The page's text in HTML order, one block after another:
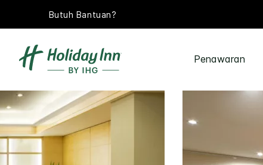
Butuh Bantuan?
Penawaran